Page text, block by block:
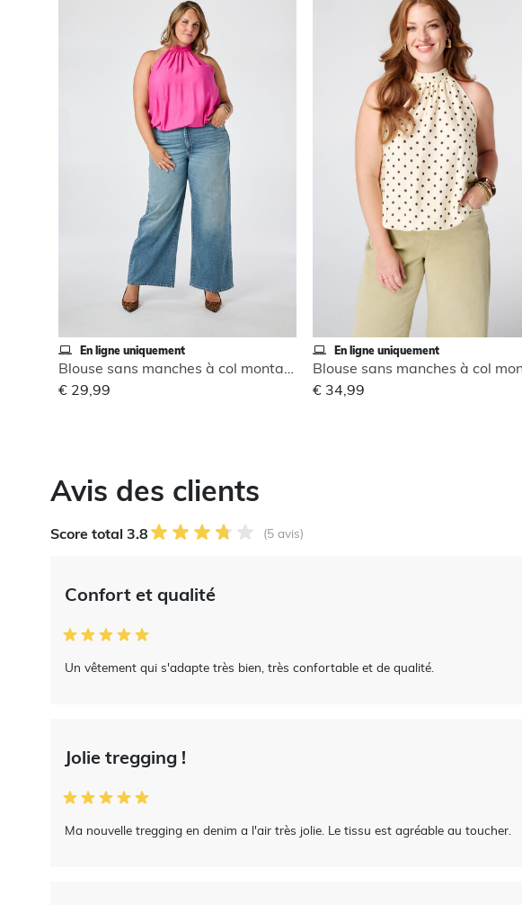
En ligne uniquement
Blouse sans manches à col montant
€ 29,99
En ligne uniquement
€ 34,99
Avis des clients
Score total 3.8 (5 avis)
Confort et qualité
Un vêtement qui s'adapte très bien, très confortable et de qualité.
Jolie tregging !
Ma nouvelle tregging en denim a l'air très jolie. Le tissu est agréable au toucher.